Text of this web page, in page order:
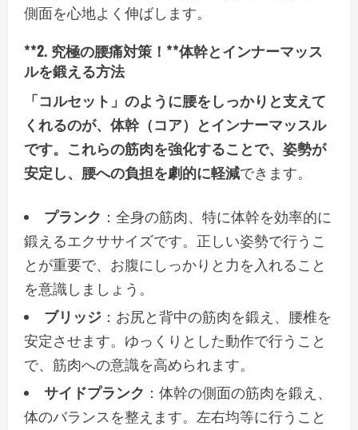
側面を心地よく伸ばします。
**2. 究極の腰痛対策！**体幹とインナーマッス
ルを鍛える方法
「コルセット」のように腰をしっかりと支えて
くれるのが、体幹（コア）とインナーマッスル
です。これらの筋肉を強化することで、姿勢が
安定し、腰への負担を劇的に軽減できます。
プランク ：全身の筋肉、特に体幹を効率的に
鍛えるエクササイズです。正しい姿勢で行うこ
とが重要で、お腹にしっかりと力を入れること
を意識しましょう。
ブリッジ ：お尻と背中の筋肉を鍛え、腰椎を
安定させます。ゆっくりとした動作で行うこと
で、筋肉への意識を高められます。
サイドプランク ：体幹の側面の筋肉を鍛え、
体のバランスを整えます。左右均等に行うこと